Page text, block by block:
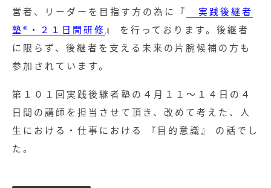
営者、リーダーを目指す方の為に『
実践後継者
塾®・２１日間研修 』 を行っております。後継者
に限らず、後継者を支える未来の片腕候補の方も
参加されています。
第１０１回実践後継者塾の４月１１～１４日の４
日間の講師を担当させて頂き、改めて考えた、人
生における・仕事における 『目的意識』 の話でし
た。